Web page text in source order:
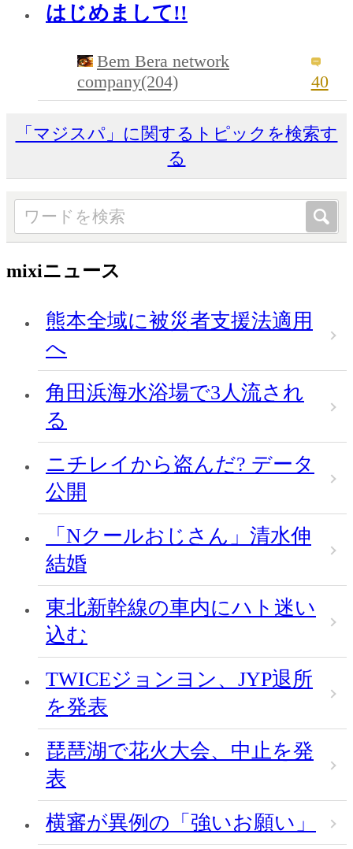
はじめまして!!
Bem Bera network
company(204)
40
「マジスパ」に関するトピックを検索す
る
mixiニュース
熊本全域に被災者支援法適用
へ
角田浜海水浴場で3人流され
る
ニチレイから盗んだ? データ
公開
「Nクールおじさん」清水伸
結婚
東北新幹線の車内にハト迷い
込む
TWICEジョンヨン、JYP退所
を発表
琵琶湖で花火大会、中止を発
表
横審が異例の「強いお願い」